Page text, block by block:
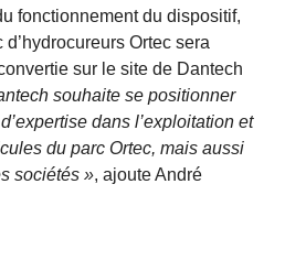
fonctionnement du dispositif,
Ortec sera
sur le site de Dantech
souhaite se positionner
dans l’exploitation et
du parc Ortec, mais aussi
sociétés », ajoute André